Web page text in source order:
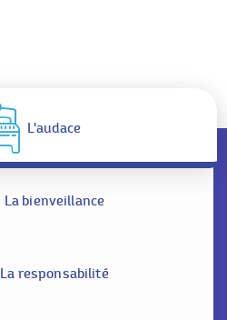
L'audace
La bienveillance
La responsabilité